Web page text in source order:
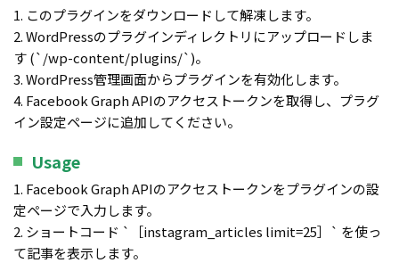
1. このプラグインをダウンロードして解凍します。
2. WordPressのプラグインディレクトリにアップロードしま
す (`/wp-content/plugins/`)。
3. WordPress管理画面からプラグインを有効化します。
4. Facebook Graph APIのアクセストークンを取得し、プラグ
イン設定ページに追加してください。
Usage
1. Facebook Graph APIのアクセストークンをプラグインの設
定ページで入力します。
2. ショートコード `［instagram_articles limit=25］` を使っ
て記事を表示します。